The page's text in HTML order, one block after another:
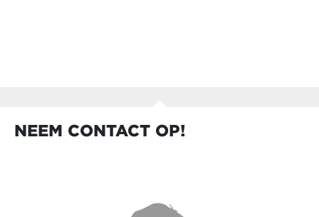
NEEM CONTACT OP!